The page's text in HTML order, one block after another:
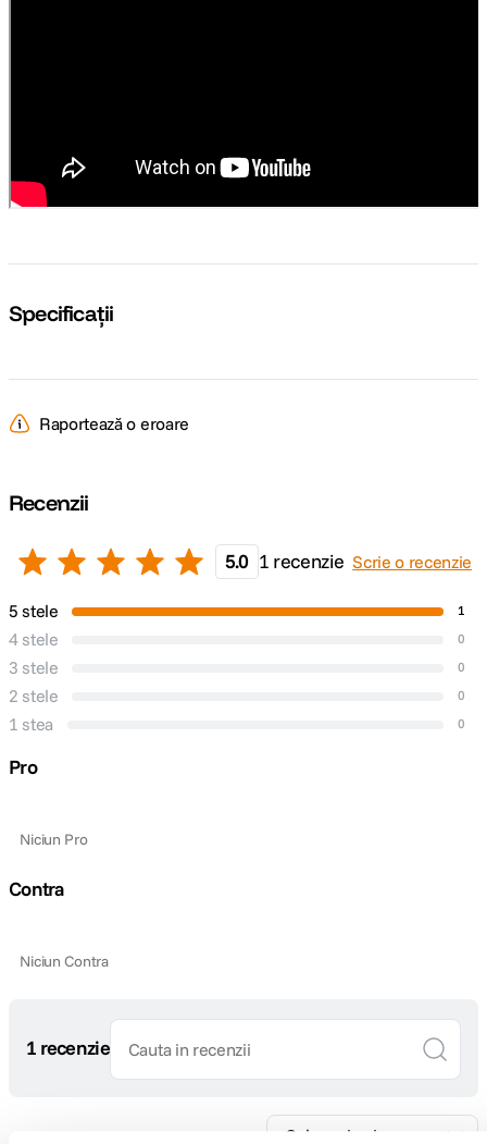
Specificații
Raportează o eroare
Recenzii
5.0 1 recenzie Scrie o recenzie
5 stele 1
4 stele 0
3 stele 0
2 stele 0
1 stea 0
Pro
Niciun Pro
Contra
Niciun Contra
1 recenzie